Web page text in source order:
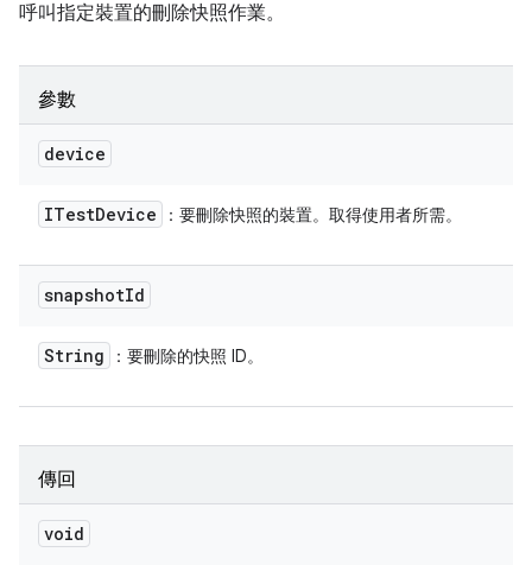
呼叫指定裝置的刪除快照作業。
參數
device
ITestDevice ：要刪除快照的裝置。取得使用者所需。
snapshotId
String ：要刪除的快照 ID。
傳回
void